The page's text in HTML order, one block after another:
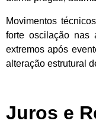
Movimentos
forte oscilação nas
extremos após
alteração estrutural
Juros e